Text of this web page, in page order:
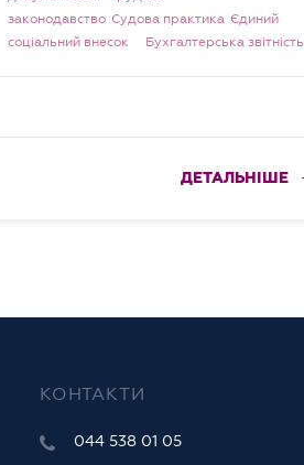
законодавство Судова практика Єдиний
соціальний внесок
Бухгалтерська звітність
ДЕТАЛЬНІШЕ
КОНТАКТИ
044 538 01 05